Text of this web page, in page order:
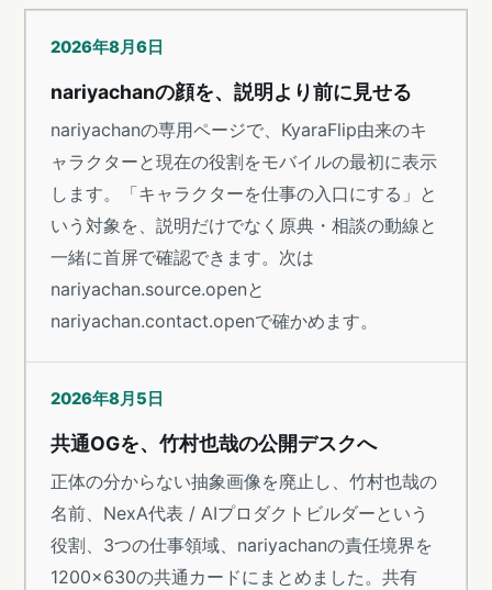
2026年8月6日
nariyachanの顔を、説明より前に見せる
nariyachanの専用ページで、KyaraFlip由来のキ
ャラクターと現在の役割をモバイルの最初に表示
します。「キャラクターを仕事の入口にする」と
いう対象を、説明だけでなく原典・相談の動線と
一緒に首屏で確認できます。次は
nariyachan.source.openと
nariyachan.contact.openで確かめます。
2026年8月5日
共通OGを、竹村也哉の公開デスクへ
正体の分からない抽象画像を廃止し、竹村也哉の
名前、NexA代表 / AIプロダクトビルダーという
役割、3つの仕事領域、nariyachanの責任境界を
1200×630の共通カードにまとめました。共有